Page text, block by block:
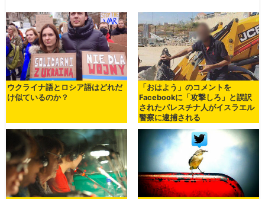
ウクライナ語とロシア語はどれだ
け似ているのか？
「おはよう」のコメントを
Facebookに「攻撃しろ」と誤訳
されたパレスチナ人がイスラエル
警察に逮捕される